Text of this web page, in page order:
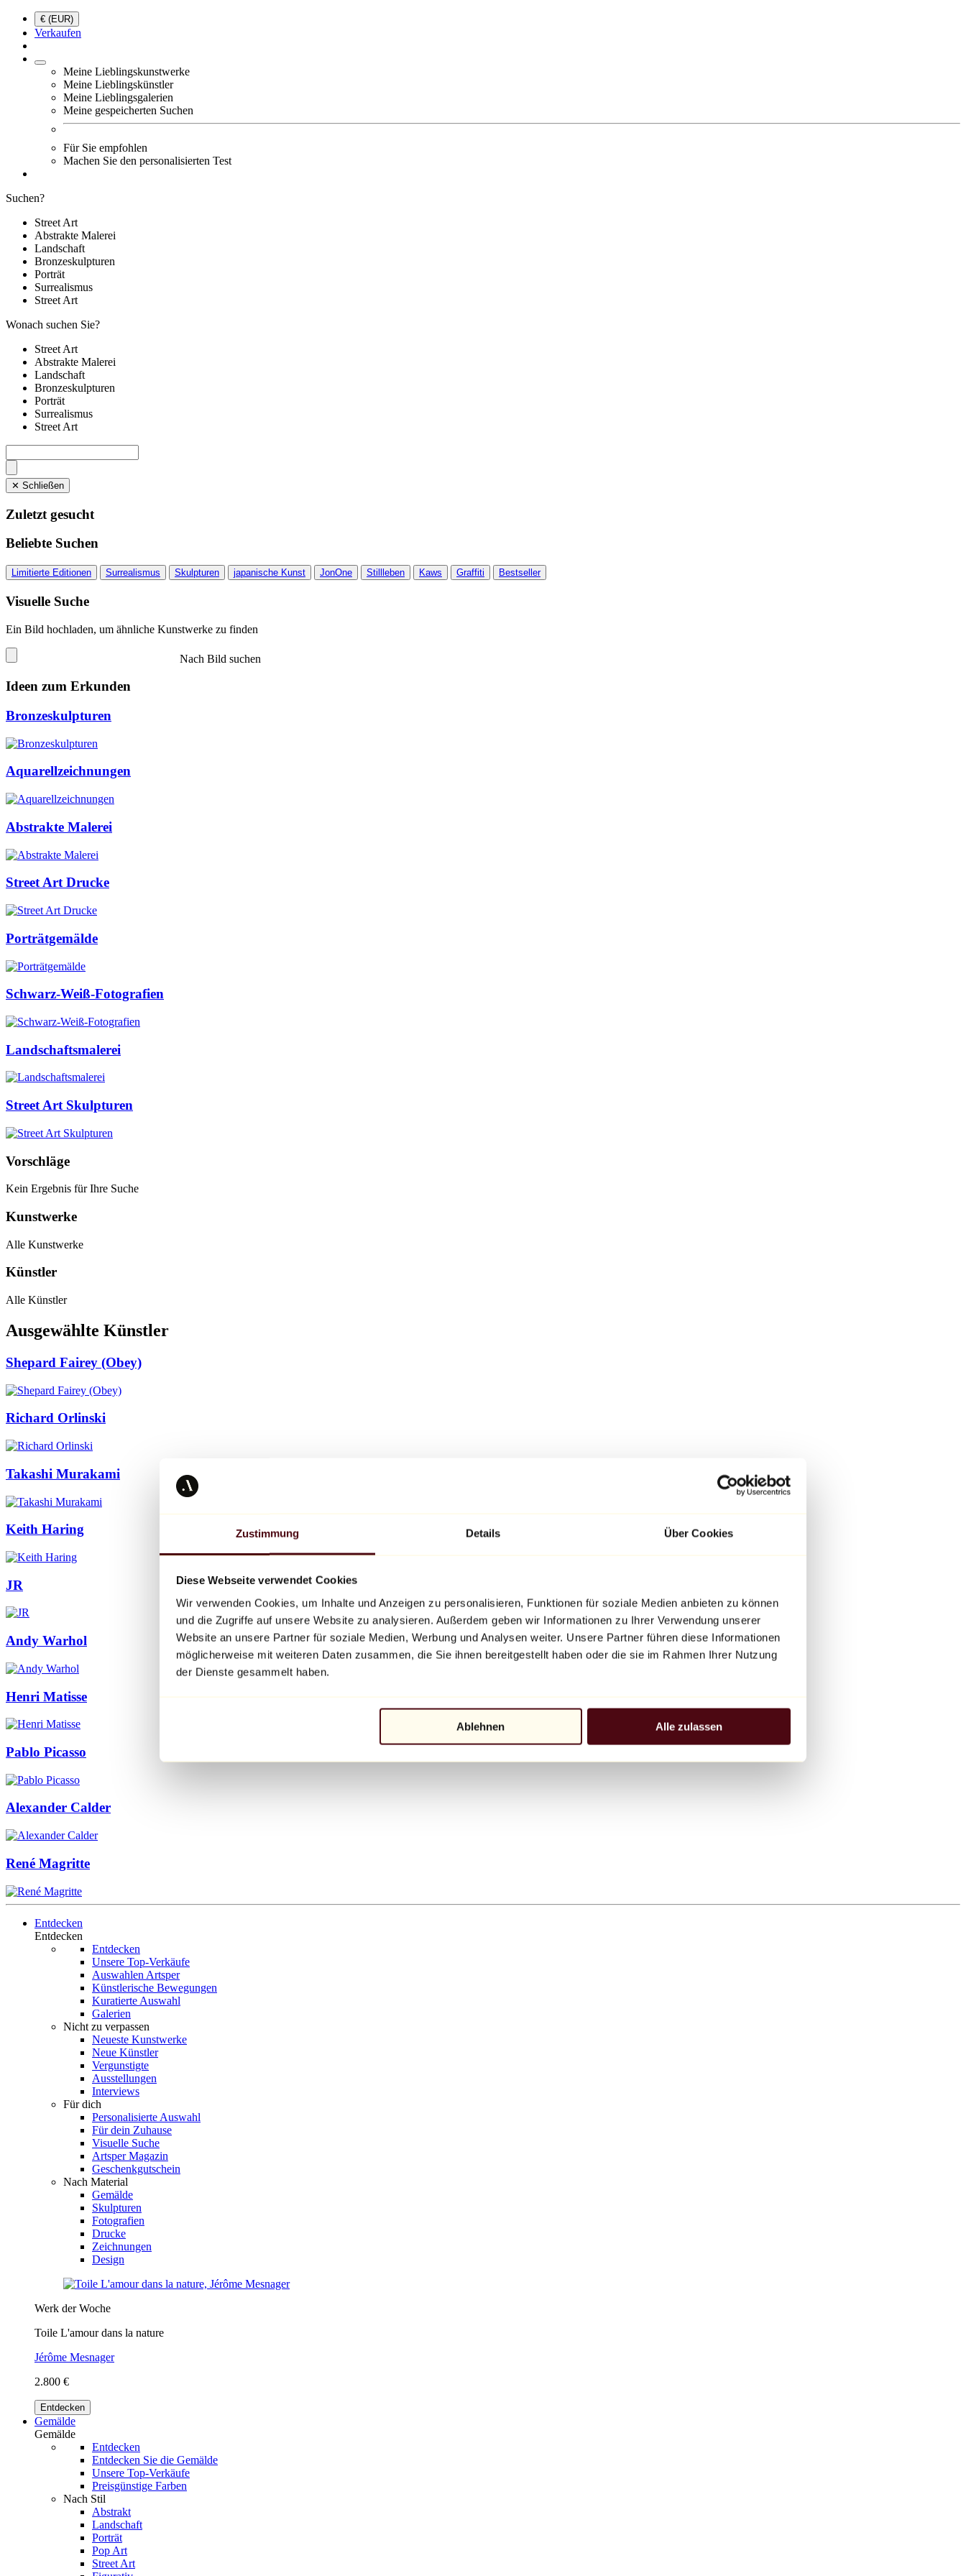
Zustimmung Details Über Cookies
Diese Webseite verwendet Cookies
Wir verwenden Cookies, um Inhalte und Anzeigen zu personalisieren, Funktionen für soziale Medien anbieten zu können
und die Zugriffe auf unsere Website zu analysieren. Außerdem geben wir Informationen zu Ihrer Verwendung unserer
Website an unsere Partner für soziale Medien, Werbung und Analysen weiter. Unsere Partner führen diese Informationen
möglicherweise mit weiteren Daten zusammen, die Sie ihnen bereitgestellt haben oder die sie im Rahmen Ihrer Nutzung
der Dienste gesammelt haben.
Ablehnen Alle zulassen
€ (EUR)
Verkaufen
Meine Lieblingskunstwerke
Meine Lieblingskünstler
Meine Lieblingsgalerien
Meine gespeicherten Suchen
Für Sie empfohlen
Machen Sie den personalisierten Test
Suchen?
Street Art
Abstrakte Malerei
Landschaft
Bronzeskulpturen
Porträt
Surrealismus
Street Art
Wonach suchen Sie?
Street Art
Abstrakte Malerei
Landschaft
Bronzeskulpturen
Porträt
Surrealismus
Street Art
✕ Schließen
Zuletzt gesucht
Beliebte Suchen
Limitierte Editionen Surrealismus Skulpturen japanische Kunst JonOne Stillleben Kaws Graffiti Bestseller
Visuelle Suche
Ein Bild hochladen, um ähnliche Kunstwerke zu finden
Nach Bild suchen
Ideen zum Erkunden
Bronzeskulpturen
Aquarellzeichnungen
Abstrakte Malerei
Street Art Drucke
Porträtgemälde
Schwarz-Weiß-Fotografien
Landschaftsmalerei
Street Art Skulpturen
Vorschläge
Kein Ergebnis für Ihre Suche
Kunstwerke
Alle Kunstwerke
Künstler
Alle Künstler
Ausgewählte Künstler
Shepard Fairey (Obey)
Richard Orlinski
Takashi Murakami
Keith Haring
JR
Andy Warhol
Henri Matisse
Pablo Picasso
Alexander Calder
René Magritte
Entdecken
Entdecken
Entdecken
Unsere Top-Verkäufe
Auswahlen Artsper
Künstlerische Bewegungen
Kuratierte Auswahl
Galerien
Nicht zu verpassen
Neueste Kunstwerke
Neue Künstler
Vergunstigte
Ausstellungen
Interviews
Für dich
Personalisierte Auswahl
Für dein Zuhause
Visuelle Suche
Artsper Magazin
Geschenkgutschein
Nach Material
Gemälde
Skulpturen
Fotografien
Drucke
Zeichnungen
Design
Werk der Woche
Toile L'amour dans la nature
Jérôme Mesnager
2.800 €
Entdecken
Gemälde
Gemälde
Entdecken
Entdecken Sie die Gemälde
Unsere Top-Verkäufe
Preisgünstige Farben
Nach Stil
Abstrakt
Landschaft
Porträt
Pop Art
Street Art